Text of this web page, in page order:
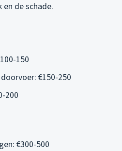
de schade.
150
€150-250
200
€300-500